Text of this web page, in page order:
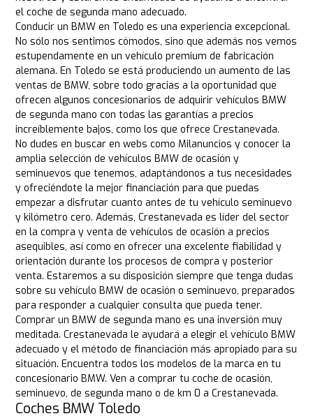
el coche de segunda mano adecuado.
Conducir un BMW en Toledo es una experiencia excepcional.
No sólo nos sentimos cómodos, sino que además nos vemos
estupendamente en un vehículo premium de fabricación
alemana. En Toledo se está produciendo un aumento de las
ventas de BMW, sobre todo gracias a la oportunidad que
ofrecen algunos concesionarios de adquirir vehículos BMW
de segunda mano con todas las garantías a precios
increíblemente bajos, como los que ofrece Crestanevada.
No dudes en buscar en webs como Milanuncios y conocer la
amplia selección de vehículos BMW de ocasión y
seminuevos que tenemos, adaptándonos a tus necesidades
y ofreciéndote la mejor financiación para que puedas
empezar a disfrutar cuanto antes de tu vehículo seminuevo
y kilómetro cero. Además, Crestanevada es líder del sector
en la compra y venta de vehículos de ocasión a precios
asequibles, así como en ofrecer una excelente fiabilidad y
orientación durante los procesos de compra y posterior
venta. Estaremos a su disposición siempre que tenga dudas
sobre su vehículo BMW de ocasión o seminuevo, preparados
para responder a cualquier consulta que pueda tener.
Comprar un BMW de segunda mano es una inversión muy
meditada. Crestanevada le ayudará a elegir el vehículo BMW
adecuado y el método de financiación más apropiado para su
situación. Encuentra todos los modelos de la marca en tu
concesionario BMW. Ven a comprar tu coche de ocasión,
seminuevo, de segunda mano o de km 0 a Crestanevada.
Coches BMW Toledo